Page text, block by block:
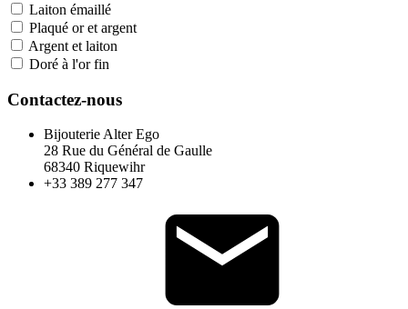
Laiton émaillé
Plaqué or et argent
Argent et laiton
Doré à l'or fin
Contactez-nous
Bijouterie Alter Ego
28 Rue du Général de Gaulle
68340 Riquewihr
+33 389 277 347